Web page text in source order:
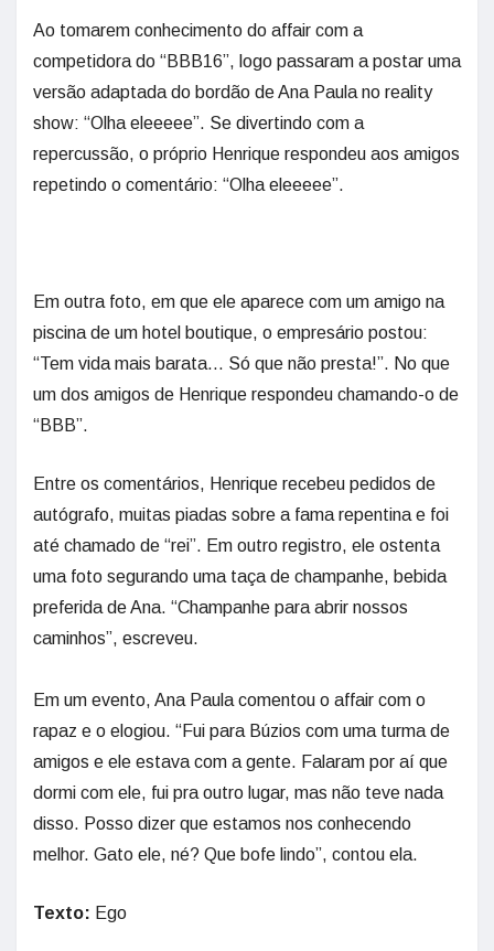
Ao tomarem conhecimento do affair com a
competidora do “BBB16”, logo passaram a postar uma
versão adaptada do bordão de Ana Paula no reality
show: “Olha eleeeee”. Se divertindo com a
repercussão, o próprio Henrique respondeu aos amigos
repetindo o comentário: “Olha eleeeee”.
Em outra foto, em que ele aparece com um amigo na
piscina de um hotel boutique, o empresário postou:
“Tem vida mais barata… Só que não presta!”. No que
um dos amigos de Henrique respondeu chamando-o de
“BBB”.
Entre os comentários, Henrique recebeu pedidos de
autógrafo, muitas piadas sobre a fama repentina e foi
até chamado de “rei”. Em outro registro, ele ostenta
uma foto segurando uma taça de champanhe, bebida
preferida de Ana. “Champanhe para abrir nossos
caminhos”, escreveu.
Em um evento, Ana Paula comentou o affair com o
rapaz e o elogiou. “Fui para Búzios com uma turma de
amigos e ele estava com a gente. Falaram por aí que
dormi com ele, fui pra outro lugar, mas não teve nada
disso. Posso dizer que estamos nos conhecendo
melhor. Gato ele, né? Que bofe lindo”, contou ela.
Texto: Ego